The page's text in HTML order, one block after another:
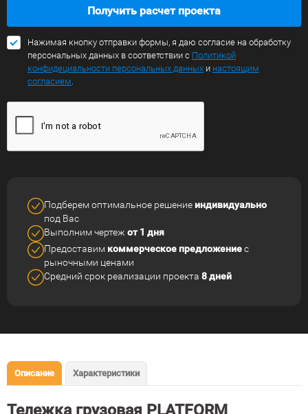
Получить расчет проекта
Нажимая кнопку отправки формы, я даю согласие на обработку
персональных данных в соответствии с Политикой
конфидециальности персональных данных и настоящим
согласием.
Подберем оптимальное решение индивидуально
под Вас
Выполним чертеж от 1 дня
Предоставим коммерческое предложениес
рыночными ценами
Средний срок реализации проекта 8 дней
Описание Характеристики
Тележка грузовая PLATFORM